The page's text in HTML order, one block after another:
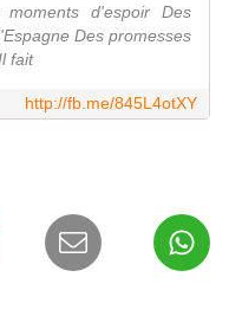
d'espoir Des
Des promesses
fait
http://fb.me/845L4otXY